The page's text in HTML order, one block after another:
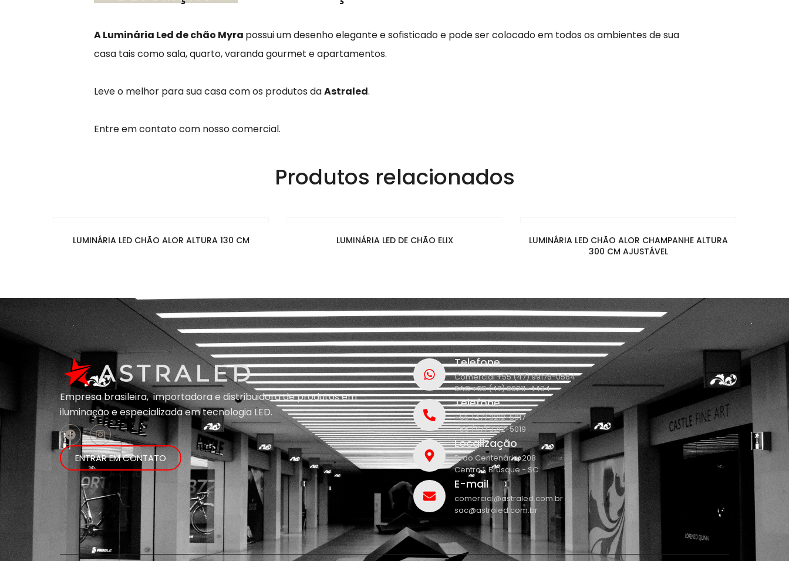
A Luminária Led de chão Myra possui um desenho elegante e sofisticado e pode ser colocado em todos os ambientes de sua
casa tais como sala, quarto, varanda gourmet e apartamentos.
Leve o melhor para sua casa com os produtos daAstraled.
Entre em contato com nosso comercial.
Produtos relacionados
LUMINÁRIA LED CHÃO ALOR ALTURA 130 CM LUMINÁRIA LED DE CHÃO ELIX
LUMINÁRIA LED CHÃO ALOR CHAMPANHE ALTURA
300 CM AJUSTÁVEL
Empresa brasileira, importadora e distribuidora de produtos em
iluminação eespecializada emtecnologia LED.
ENTRAR EM CONTATO
Telefone
Comercial +55 (47) 99176-0564
SAC +55 (47) 99211-4434
Telefone
+55 (47) 3212-5017
+55 (47) 3212-5019
Localização
R. do Centenário, 208
Centro 1, Brusque - SC
E-mail
comercial@astraled.com.br
sac@astraled.com.br